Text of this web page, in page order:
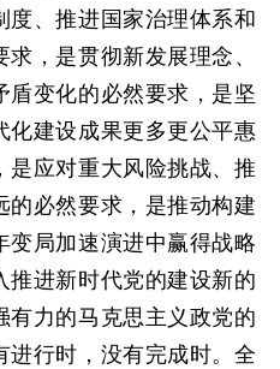
、推进国家治理体系和
，是贯彻新发展理念、
变化的必然要求，是坚
建设成果更多更公平惠
是应对重大风险挑战、推
必然要求，是推动构建
变局加速演进中赢得战略
进新时代党的建设新的
力的马克思主义政党的
行时，没有完成时。全